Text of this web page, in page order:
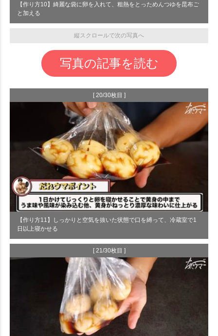
【作り方10】綺麗な袋に卵を入れて、粗熱をとっためんつゆを昆布ご
と加える
縦スクロールで次の写真へ
写真の記事を読む
[ 20/30枚目 ]
【作り方11】しっかりと空気を抜いた状態で口を縛って、冷蔵室で1
日以上寝かせる
[ 21/30枚目 ]